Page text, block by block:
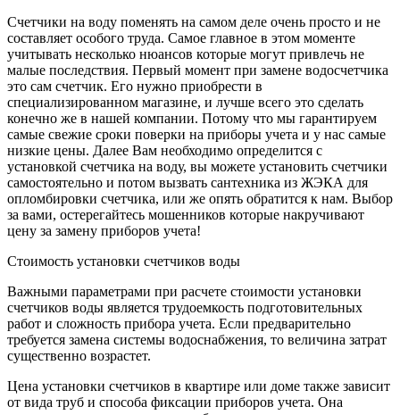
Счетчики на воду поменять на самом деле очень просто и не
составляет особого труда. Самое главное в этом моменте
учитывать несколько нюансов которые могут привлечь не
малые последствия. Первый момент при замене водосчетчика
это сам счетчик. Его нужно приобрести в
специализированном магазине, и лучше всего это сделать
конечно же в нашей компании. Потому что мы гарантируем
самые свежие сроки поверки на приборы учета и у нас самые
низкие цены. Далее Вам необходимо определится с
установкой счетчика на воду, вы можете установить счетчики
самостоятельно и потом вызвать сантехника из ЖЭКА для
опломбировки счетчика, или же опять обратится к нам. Выбор
за вами, остерегайтесь мошенников которые накручивают
цену за замену приборов учета!
Стоимость установки счетчиков воды
Важными параметрами при расчете стоимости установки
счетчиков воды является трудоемкость подготовительных
работ и сложность прибора учета. Если предварительно
требуется замена системы водоснабжения, то величина затрат
существенно возрастет.
Цена установки счетчиков в квартире или доме также зависит
от вида труб и способа фиксации приборов учета. Она